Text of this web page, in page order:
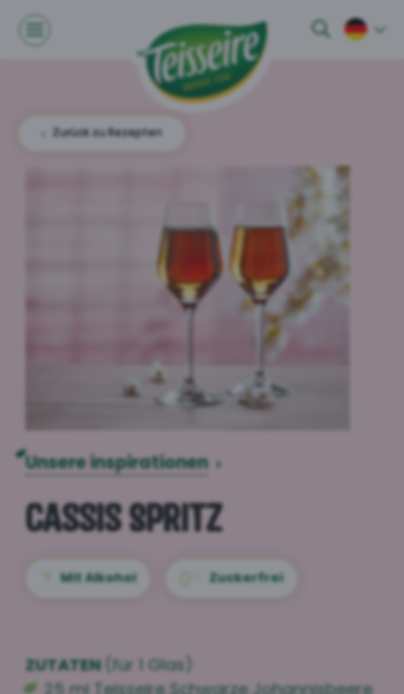
Zurück zu Rezepten
Unsere inspirationen ›
Cassis Spritz
Mit Alkohol Zuckerfrei
ZUTATEN
(für 1 Glas)
25 ml
Teisseire Schwarze Johannisbeere